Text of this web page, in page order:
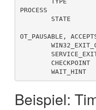
PROCESS
OT_PAUSABLE,
Beispiel: